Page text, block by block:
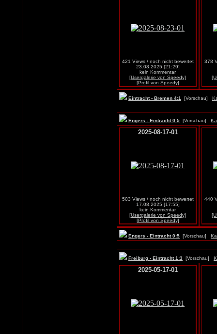
421 Views / noch nicht bewertet
23.08.2025 [21:29]
kein Kommentar
[Usergalerie von Speedy]
[Profil von Speedy]
378
Eintracht - Bremen 4:1 [Vorschau]
Engers - Eintracht 0:5 [Vorschau]
2025-08-17-01
503 Views / noch nicht bewertet
17.08.2025 [17:55]
kein Kommentar
[Usergalerie von Speedy]
[Profil von Speedy]
440
Engers - Eintracht 0:5 [Vorschau]
Freiburg - Eintracht 1:3 [Vorschau]
2025-05-17-01